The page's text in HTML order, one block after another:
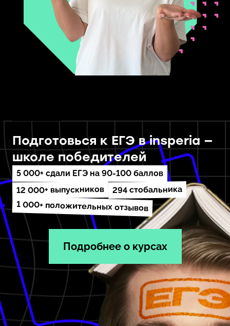
Подготовься к ЕГЭ в insperia —
школе победителей
5 000+ сдали ЕГЭ на 90-100 баллов
12 000+ выпускников 294 стобальника
1 000+ положительных отзывов
Подробнее о курсах